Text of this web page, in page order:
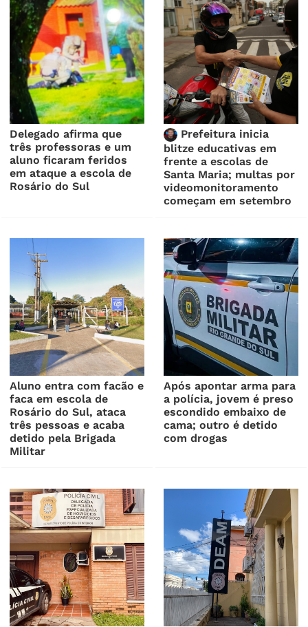
Delegado afirma que
três professoras e um
aluno ficaram feridos
em ataque a escola de
Rosário do Sul
Prefeitura inicia
blitze educativas em
frente a escolas de
Santa Maria; multas por
videomonitoramento
começam em setembro
Aluno entra com facão e
faca em escola de
Rosário do Sul, ataca
três pessoas e acaba
detido pela Brigada
Militar
Após apontar arma para
a polícia, jovem é preso
escondido embaixo de
cama; outro é detido
com drogas